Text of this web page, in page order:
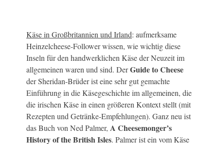
Käse in Großbritannien und Irland: aufmerksame
Heinzelcheese-Follower wissen, wie wichtig diese
Inseln für den handwerklichen Käse der Neuzeit im
allgemeinen waren und sind. DerGuide to Cheese
der Sheridan-Brüder ist eine sehr gut gemachte
Einführung in die Käsegeschichte im allgemeinen, die
die irischen Käse in einen größeren Kontext stellt (mit
Rezepten und Getränke-Empfehlungen). Ganz neu ist
das Buch von Ned Palmer, A Cheesemonger’s
History of the British Isles. Palmer ist ein vom Käse